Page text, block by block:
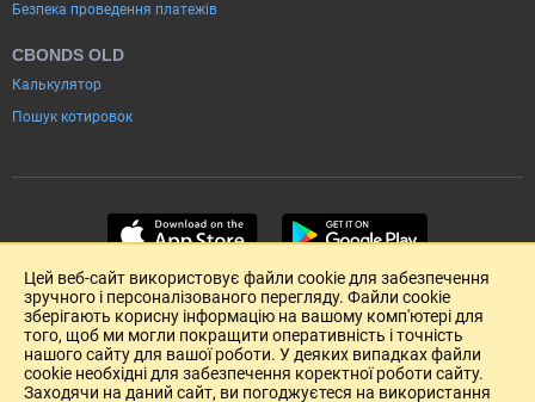
Безпека проведення платежів
CBONDS OLD
Калькулятор
Пошук котировок
Цей веб-сайт використовує файли cookie для забезпечення
зручного і персоналізованого перегляду. Файли cookie
зберігають корисну інформацію на вашому комп'ютері для
того, щоб ми могли покращити оперативність і точність
нашого сайту для вашої роботи. У деяких випадках файли
cookie необхідні для забезпечення коректної роботи сайту.
Заходячи на даний сайт, ви погоджуєтеся на використання